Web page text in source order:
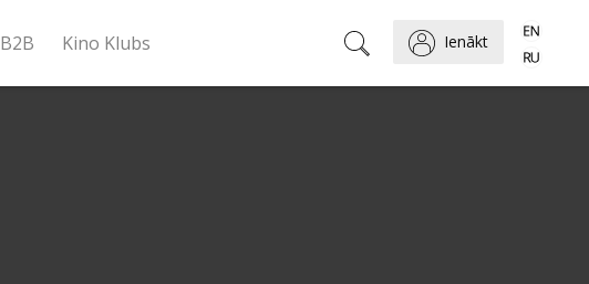
B2B Kino Klubs Ienākt